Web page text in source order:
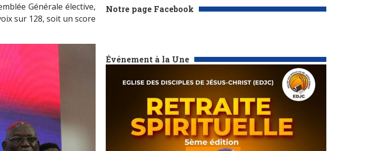
Notre page Facebook
Événement à la Une
Générale élective,
sur 128, soit un score